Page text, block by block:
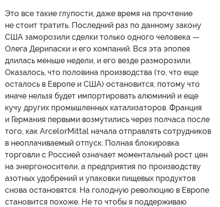
Это все такие глупости, даже время на прочтение
не стоит тратить. Последний раз по данному закону
США заморозили сделки только одного человека —
Олега Дерипаски и его компаний. Вся эта эпопея
длилась меньше недели, и его везде разморозили.
Оказалось, что половина производства (то, что еще
осталось в Европе и США) остановится, потому что
иначе нельзя будет импортировать алюминий и еще
кучу других промышленных катализаторов. Франция
и Германия первыми возмутились через полчаса после
того, как ArcelorMittal начала отправлять сотрудников
в неоплачиваемый отпуск. Полная блокировка
торговли с Россией означает моментальный рост цен
на энергоносители, а предприятия по производству
азотных удобрений и упаковки пищевых продуктов
снова остановятся. На голодную революцию в Европе
становится похоже. Не то чтобы я поддерживаю